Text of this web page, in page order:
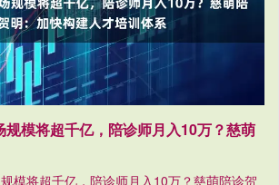
规模将超千亿，陪诊师月入10万？慈萌
规模将超千亿，陪诊师月入10万？慈萌陪诊贺